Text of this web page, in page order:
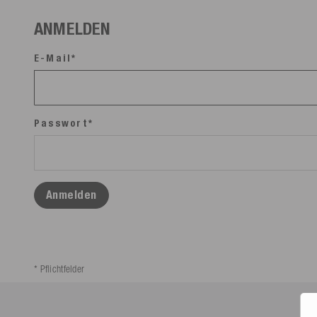
ANMELDEN
E-Mail*
Passwort*
Anmelden
* Pflichtfelder